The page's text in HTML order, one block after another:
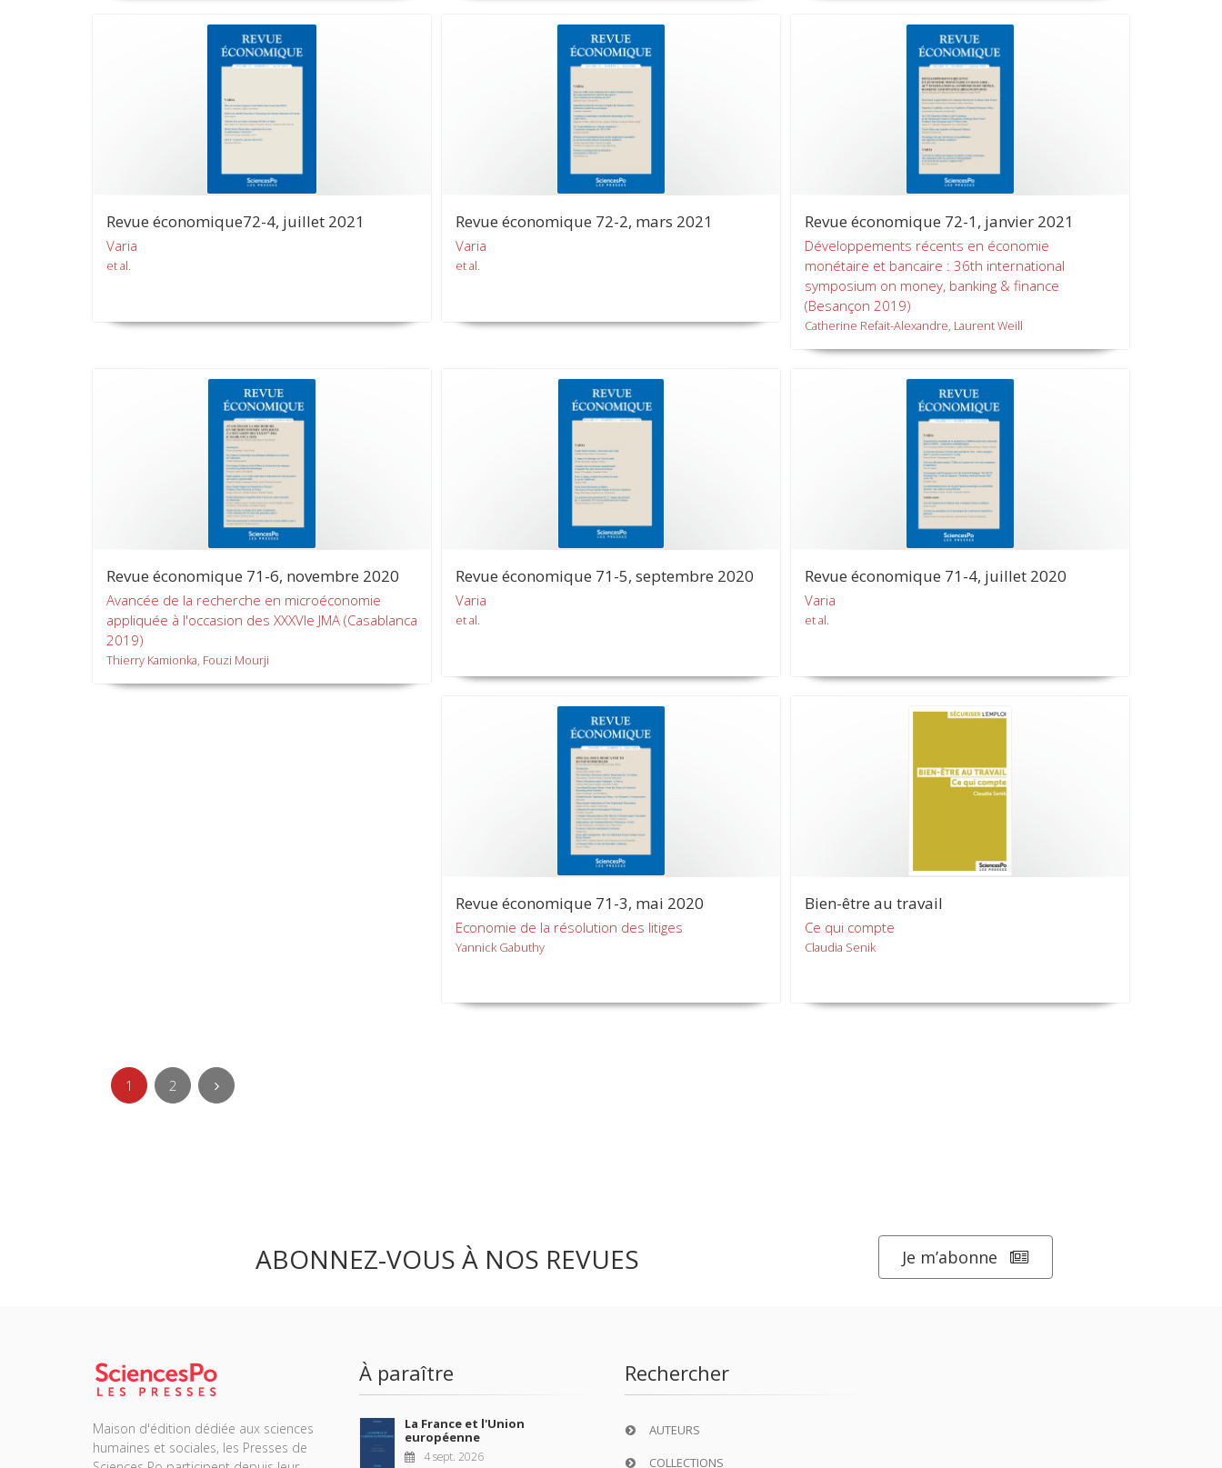
Revue économique72-4, juillet 2021
Varia
et al.
Revue économique 72-2, mars 2021
Varia
et al.
Revue économique 72-1, janvier 2021
Développements récents en économie
monétaire et bancaire : 36th international
symposium on money, banking & finance
(Besançon 2019)
Catherine Refait-Alexandre, Laurent Weill
Revue économique 71-6, novembre 2020
Avancée de la recherche en microéconomie
appliquée à l'occasion des XXXVIe JMA (Casablanca
2019)
Thierry Kamionka, Fouzi Mourji
Revue économique 71-5, septembre 2020
Varia
et al.
Revue économique 71-4, juillet 2020
Varia
et al.
Revue économique 71-3, mai 2020
Economie de la résolution des litiges
Yannick Gabuthy
Bien-être au travail
Ce qui compte
Claudia Senik
1 2
ABONNEZ-VOUS À NOS REVUES Je m’abonne
Maison d'édition dédiée aux sciences
humaines et sociales, les Presses de
À paraître
La France et l'Union
européenne
4 sept. 2026
Rechercher
AUTEURS
COLLECTIONS